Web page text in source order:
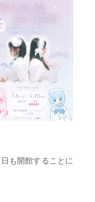
も開館することに